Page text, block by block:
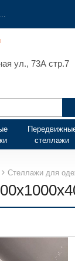
ул., 73А стр.7
стеллажи
Стеллажи для